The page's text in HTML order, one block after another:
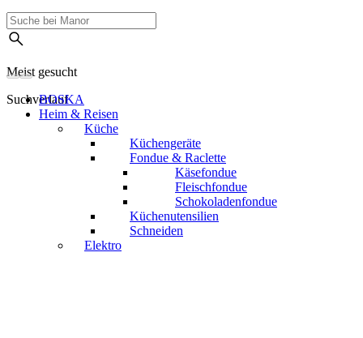
Meist gesucht
Suchverlauf
BOSKA
Heim & Reisen
Küche
Küchengeräte
Fondue & Raclette
Käsefondue
Fleischfondue
Schokoladenfondue
Küchenutensilien
Schneiden
Elektro